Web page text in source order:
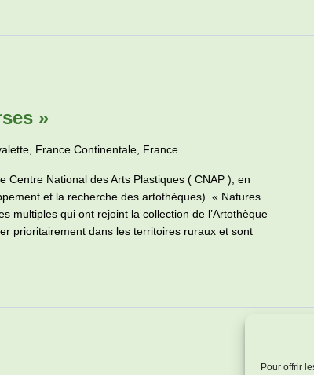
Pour offrir
»
France Continentale, France
National des Arts Plastiques ( CNAP ), en
et la recherche des artothèques). « Natures
multiples qui ont rejoint la collection de l’Artothèque
prioritairement dans les territoires ruraux et sont